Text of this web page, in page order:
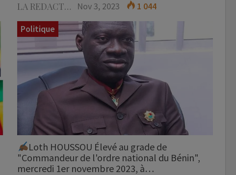
LA REDACTION Nov 3, 2023
1 044
Politique
Loth HOUSSOU Élevé au grade de
"Commandeur de l'ordre national du Bénin",
mercredi 1er novembre 2023, à…